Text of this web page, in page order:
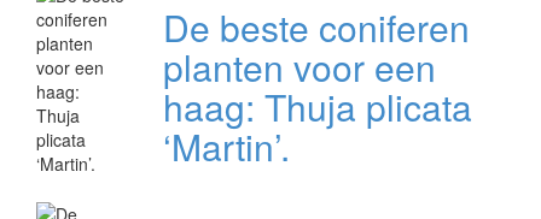
De beste coniferen
planten voor een
haag: Thuja plicata
‘Martin’.